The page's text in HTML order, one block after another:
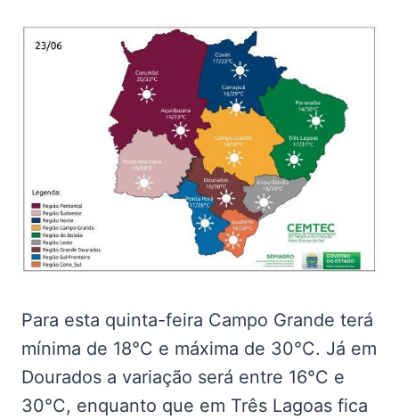
Para esta quinta-feira Campo Grande terá
mínima de 18°C e máxima de 30°C. Já em
Dourados a variação será entre 16°C e
30°C, enquanto que em Três Lagoas fica